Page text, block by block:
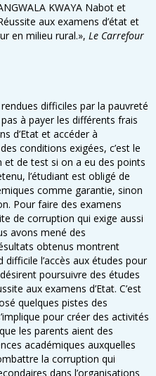
KWAYA Nabot et
aux examens d’état et
en milieu rural.», Le Carrefour
difficiles par la pauvreté
à payer les différents frais
d’Etat et accéder à
conditions exigées, c’est le
et de test si on a eu des points
l’étudiant est obligé de
comme garantie, sinon
Pour faire des examens
de corruption qui exige aussi
avons mené des
obtenus montrent
l’accès aux études pour
poursuivre des études
aux examens d’Etat. C’est
quelques pistes des
pour créer des activités
les parents aient des
académiques auxquelles
la corruption qui
dans l’organisations